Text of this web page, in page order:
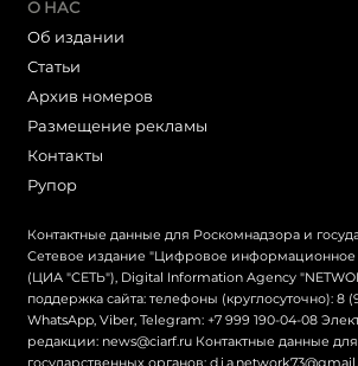
О НАС
Об издании
Статьи
Архив номеров
Размещение рекламы
Контакты
Рупор
Контактные данные для Роскомнадзора и
Сетевое издание "Цифровое информационное
(ЦИА "СЕТЬ"), Digital Information Agency
поддержка сайта: телефоны (круглосуточно): 8
WhatsApp, Viber, Telegram: +7 999 190-04-08
редакции: news@ciarf.ru Контактные данные
государственных органов: